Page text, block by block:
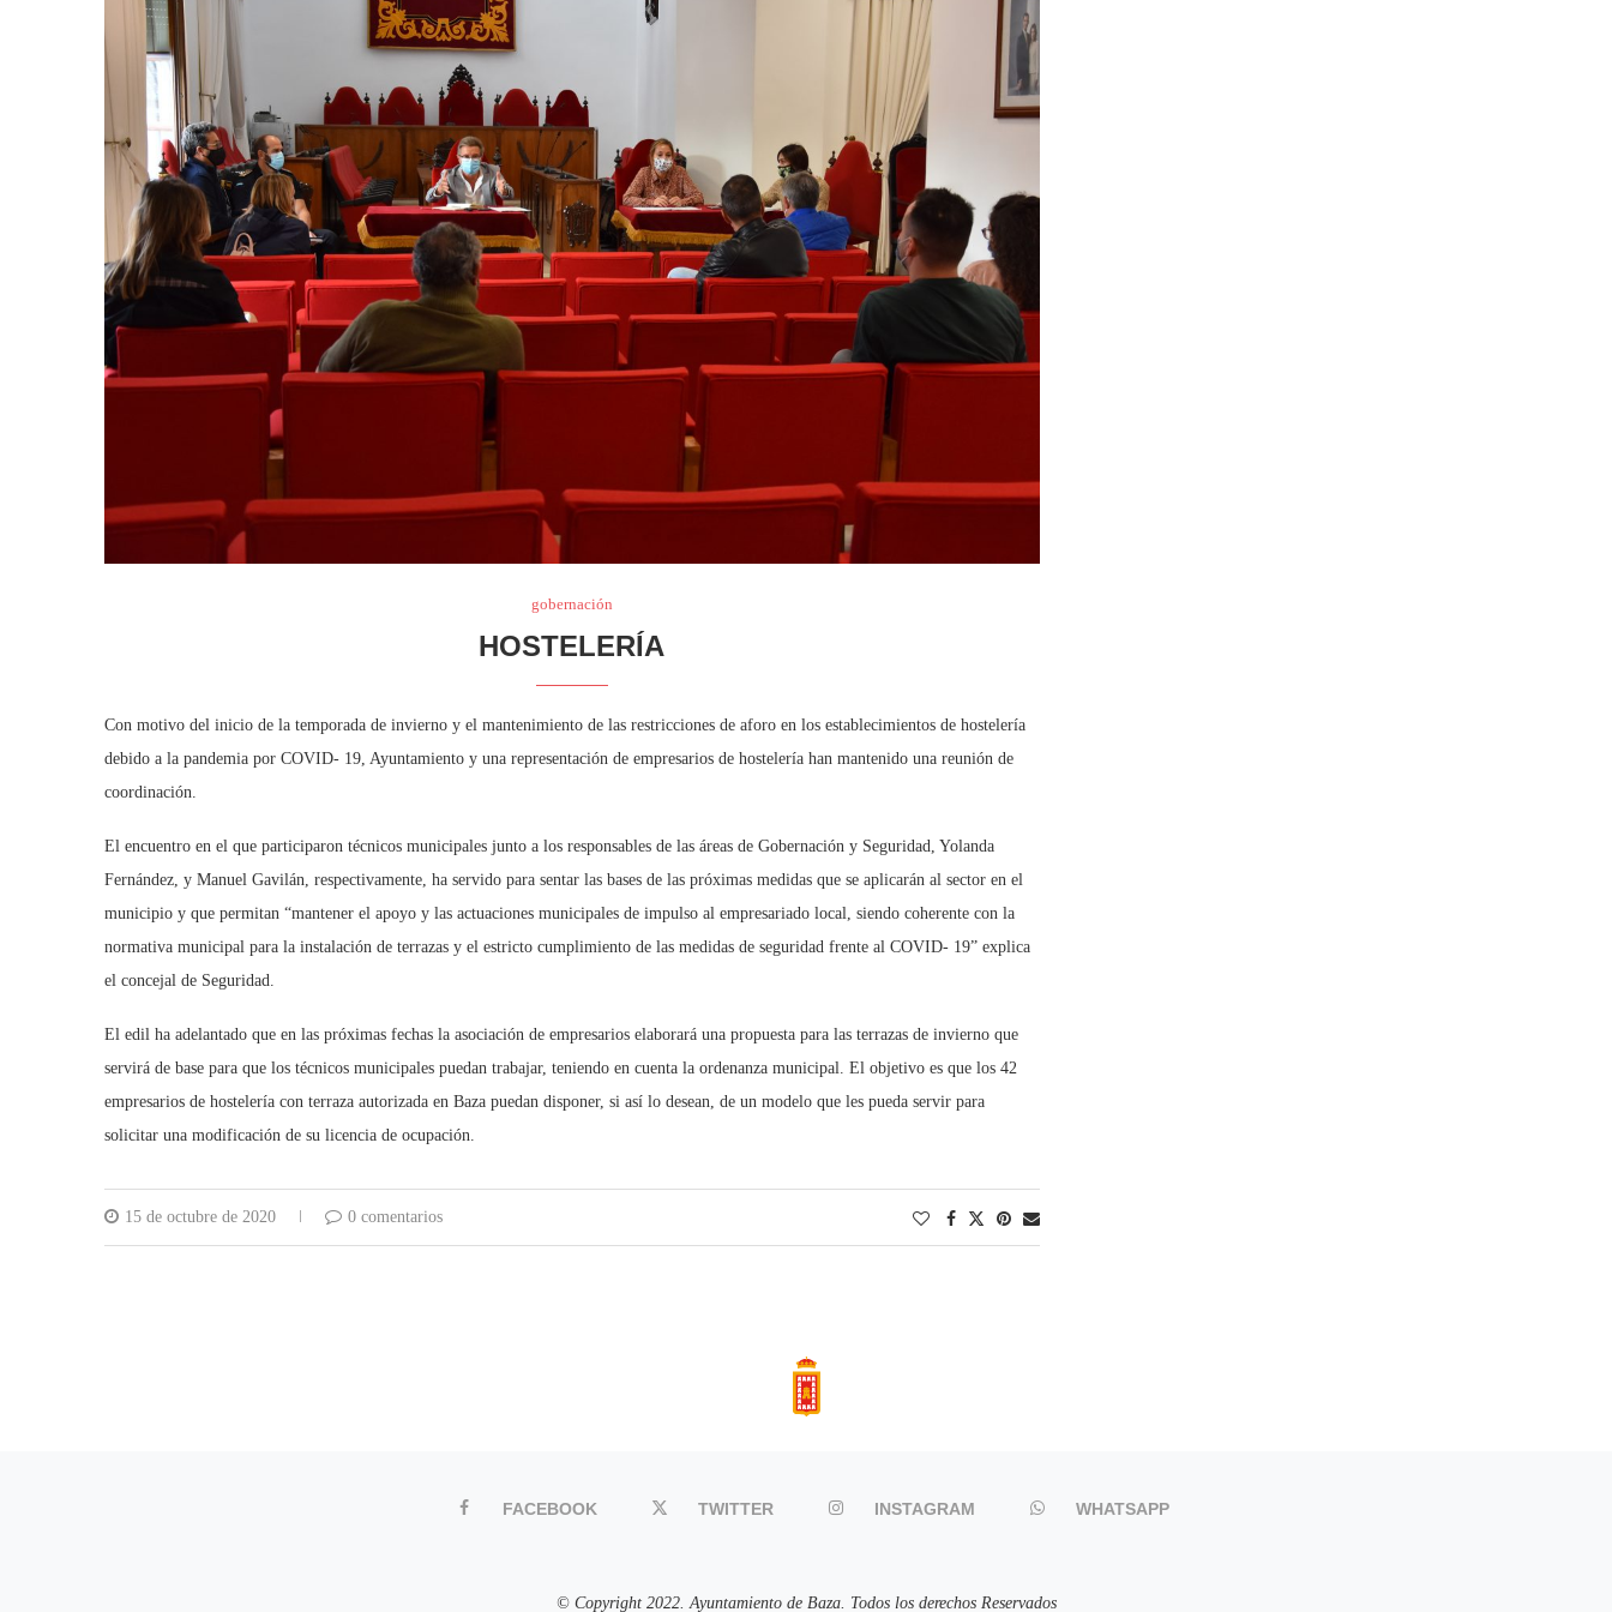
gobernación
HOSTELERÍA
Con motivo del inicio de la temporada de invierno y el mantenimiento de las restricciones de aforo en los establecimientos de hostelería
debido a la pandemia por COVID- 19, Ayuntamiento y una representación de empresarios de hostelería han mantenido una reunión de
coordinación.
El encuentro en el que participaron técnicos municipales junto a los responsables de las áreas de Gobernación y Seguridad, Yolanda
Fernández, y Manuel Gavilán, respectivamente, ha servido para sentar las bases de las próximas medidas que se aplicarán al sector en el
municipio y que permitan “mantener el apoyo y las actuaciones municipales de impulso al empresariado local, siendo coherente con la
normativa municipal para la instalación de terrazas y el estricto cumplimiento de las medidas de seguridad frente al COVID- 19” explica
el concejal de Seguridad.
El edil ha adelantado que en las próximas fechas la asociación de empresarios elaborará una propuesta para las terrazas de invierno que
servirá de base para que los técnicos municipales puedan trabajar, teniendo en cuenta la ordenanza municipal. El objetivo es que los 42
empresarios de hostelería con terraza autorizada en Baza puedan disponer, si así lo desean, de un modelo que les pueda servir para
solicitar una modificación de su licencia de ocupación.
15 de octubre de 2020 0 comentarios
FACEBOOK TWITTER INSTAGRAM WHATSAPP
© Copyright 2022. Ayuntamiento de Baza. Todos los derechos Reservados